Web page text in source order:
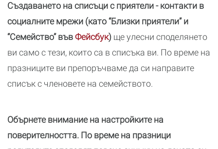
Създаването на списъци с приятели - контакти в
социалните мрежи (като “Близки приятели” и
“Семейство” въвФейсбук) ще улесни споделянето
ви само с тези, които са в списъка ви. По време на
празниците ви препоръчваме да си направите
списък с членовете на семейството.
Обърнете внимание на настройките на
поверителността. По време на празници